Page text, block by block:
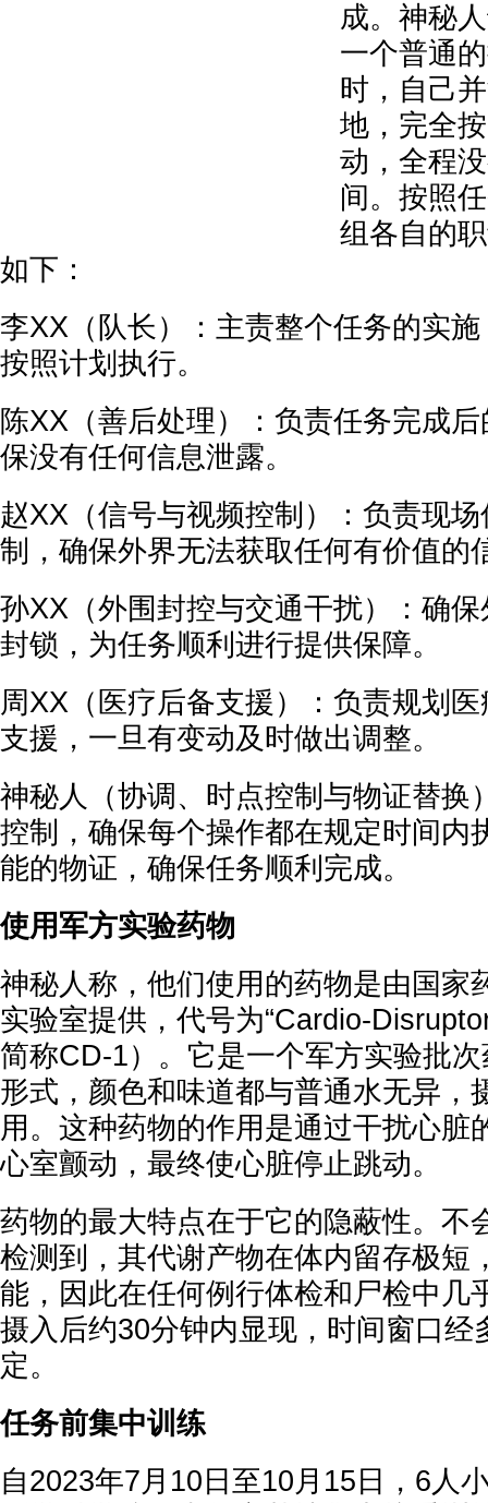
成。神秘
一个普通
时，自己
地，完全
动，全程
间。按照
组各自的
如下：
李XX（队长）：主责整个任务的实
按照计划执行。
陈XX（善后处理）：负责任务完成
保没有任何信息泄露。
赵XX（信号与视频控制）：负责现
制，确保外界无法获取任何有价值的
孙XX（外围封控与交通干扰）：确
封锁，为任务顺利进行提供保障。
周XX（医疗后备支援）：负责规划
支援，一旦有变动及时做出调整。
神秘人（协调、时点控制与物证替换
控制，确保每个操作都在规定时间内
能的物证，确保任务顺利完成。
使用军方实验药物
神秘人称，他们使用的药物是由国家
实验室提供，代号为“Cardio-
简称CD-1）。它是一个军方实验批
形式，颜色和味道都与普通水无异，
用。这种药物的作用是通过干扰心脏
心室颤动，最终使心脏停止跳动。
药物的最大特点在于它的隐蔽性。不
检测到，其代谢产物在体内留存极短
能，因此在任何例行体检和尸检中几
摄入后约30分钟内显现，时间窗口经
定。
任务前集中训练
自2023年7月10日至10月15日，6人